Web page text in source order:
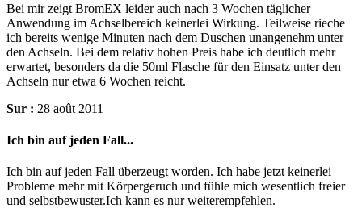
Bei mir zeigt BromEX leider auch nach 3 Wochen täglicher
Anwendung im Achselbereich keinerlei Wirkung. Teilweise rieche
ich bereits wenige Minuten nach dem Duschen unangenehm unter
den Achseln. Bei dem relativ hohen Preis habe ich deutlich mehr
erwartet, besonders da die 50ml Flasche für den Einsatz unter den
Achseln nur etwa 6 Wochen reicht.
Sur : 28 août 2011
Ich bin auf jeden Fall...
Ich bin auf jeden Fall überzeugt worden. Ich habe jetzt keinerlei
Probleme mehr mit Körpergeruch und fühle mich wesentlich freier
und selbstbewuster.Ich kann es nur weiterempfehlen.